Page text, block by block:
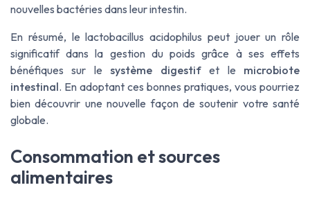
nouvelles bactéries dans leur intestin.
En résumé, le lactobacillus acidophilus peut jouer un rôle
significatif dans la gestion du poids grâce à ses effets
bénéfiques sur lesystème digestifet le microbiote
intestinal. En adoptant ces bonnes pratiques, vous pourriez
bien découvrir une nouvelle façon de soutenir votre santé
globale.
Consommation et sources
alimentaires